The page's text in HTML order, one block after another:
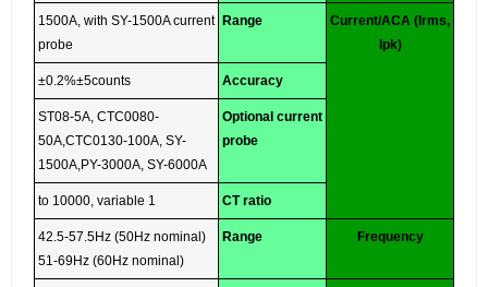
Current/ACA (Irms,
Ipk)
Range
1500A, with SY-1500A current
probe
Accuracy
±0.2%±5counts
Optional current
probe
ST08-5A, CTC0080-
50A,CTC0130-100A, SY-
1500A,PY-3000A, SY-6000A
CT ratio
1 to 10000, variable
Frequency
Range
42.5-57.5Hz (50Hz nominal)
51-69Hz (60Hz nominal)